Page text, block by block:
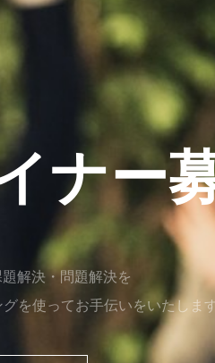
ナー
解決・問題解決を
を使ってお手伝いをいたします